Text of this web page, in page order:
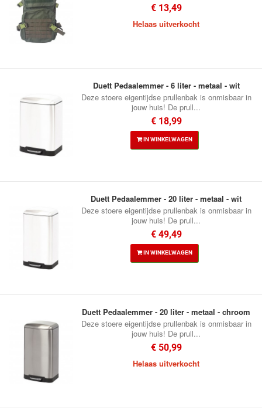
€ 13,49
Helaas uitverkocht
Duett Pedaalemmer - 6 liter - metaal - wit
Deze stoere eigentijdse prullenbak is onmisbaar in
jouw huis! De prull...
€ 18,99
IN WINKELWAGEN
Duett Pedaalemmer - 20 liter - metaal - wit
Deze stoere eigentijdse prullenbak is onmisbaar in
jouw huis! De prull...
€ 49,49
IN WINKELWAGEN
Duett Pedaalemmer - 20 liter - metaal - chroom
Deze stoere eigentijdse prullenbak is onmisbaar in
jouw huis! De prull...
€ 50,99
Helaas uitverkocht